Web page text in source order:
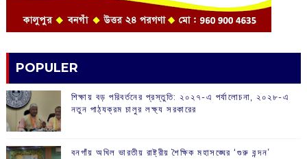
POPULER
শিক্ষায় বড় পরিবর্তনের প্রস্তুতি: ২০২৭-এ পর্যালোচনা, ২০২৮-এ
নতুন পাঠ্যক্রম চালুর লক্ষ্য সরকারের
বনগাঁয় অখিল ভারতীয় রাষ্ট্রীয় শৈক্ষিক মহাসঙ্ঘের ‘গুরু বন্দন’